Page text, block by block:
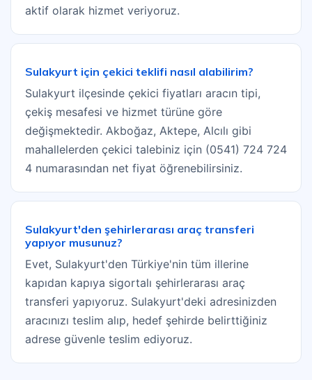
aktif olarak hizmet veriyoruz.
Sulakyurt için çekici teklifi nasıl alabilirim?
Sulakyurt ilçesinde çekici fiyatları aracın tipi,
çekiş mesafesi ve hizmet türüne göre
değişmektedir. Akboğaz, Aktepe, Alcılı gibi
mahallelerden çekici talebiniz için (0541) 724 724
4 numarasından net fiyat öğrenebilirsiniz.
Sulakyurt'den şehirlerarası araç transferi
yapıyor musunuz?
Evet, Sulakyurt'den Türkiye'nin tüm illerine
kapıdan kapıya sigortalı şehirlerarası araç
transferi yapıyoruz. Sulakyurt'deki adresinizden
aracınızı teslim alıp, hedef şehirde belirttiğiniz
adrese güvenle teslim ediyoruz.